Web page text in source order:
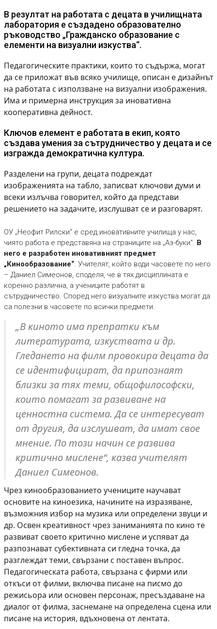
В резултат на работата с децата в училищната
лаборатория е създадено образователно
ръководство „Гражданско образование с
елементи на визуални изкуства“.
Педагогическите практики, които то съдържа, могат
да се приложат във всяко училище, описан е дизайнът
на работата с използване на визуални изображения.
Има и примерна инструкция за иновативна
кооперативна дейност.
Ключов елемент е работата в екип, която
създава умения за сътрудничество у децата и се
изгражда демократична култура.
Разделени на групи, децата подреждат
изображенията на табло, записват ключови думи и
всеки излъчва говорител, който да представи
решението на задачите, изслушват се и разговарят.
ОУ „Неофит Рилски“ е сред иновативните училища у нас,
чиято работа е представяна на страниците на „Аз-буки“. В
него е разработен иновативният предмет
„Кинообразование“. Учителят, който води часовете по него
– Даниел Симеонов, споделя, че в тях дисциплината е
коренно различна, а учениците работят в
сътрудничество. Според него визуалните изкуства могат да
са полезни в часовете по всички предмети.
„В киното има препратки към
литературата, изкуствата и др.
Гледането на филм провокира децата да
се идентифицират, да припознаят
близки за тях теми, общофилософски,
които помагат за развиване на
ценностна система. Да се интересуват
от другия, да изслушват, да имат свое
мнение. По този начин се развива
критично мислене“, казва учителят
Даниел Симеонов.
Чрез кинообразованието учениците научават
основите на киноезика, начините на изразяване,
възможния избор на музика или определени звуци и
др. Освен креативност чрез заниманията по кино те
развиват своето критично мислене и успяват да
разпознават субективната си гледна точка, да
разглеждат теми, свързани с поставен въпрос.
Педагогическата работа, свързана с фирми или
откъси от филми, включва писане на писмо до
режисьора или основен персонаж, пресъздаване на
диалог от филма, заснемане на определена сцена или
писане на история, вдъхновена от лентата.